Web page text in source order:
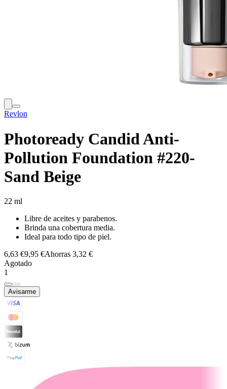
Revlon
Photoready Candid Anti-
Pollution Foundation #220-
Sand Beige
22 ml
Libre de aceites y parabenos.
Brinda una cobertura media.
Ideal para todo tipo de piel.
6,63 €9,95 €Ahorras 3,32 €
Agotado
1
Avisarme